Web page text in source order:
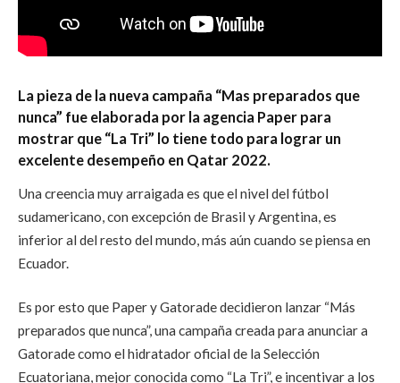
La pieza de la nueva campaña “Mas preparados que
nunca” fue elaborada por la agencia Paper para
mostrar que “La Tri” lo tiene todo para lograr un
excelente desempeño en Qatar 2022.
Una creencia muy arraigada es que el nivel del fútbol
sudamericano, con excepción de Brasil y Argentina, es
inferior al del resto del mundo, más aún cuando se piensa en
Ecuador.
Es por esto que Paper y Gatorade decidieron lanzar “Más
preparados que nunca”, una campaña creada para anunciar a
Gatorade como el hidratador oficial de la Selección
Ecuatoriana, mejor conocida como “La Tri”, e incentivar a los